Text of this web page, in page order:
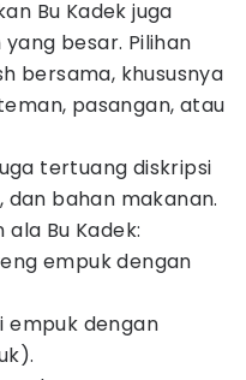
Bu Kadek juga
besar. Pilihan
bersama, khususnya
pasangan, atau
tertuang diskripsi
bahan makanan.
Bu Kadek:
empuk dengan
empuk dengan